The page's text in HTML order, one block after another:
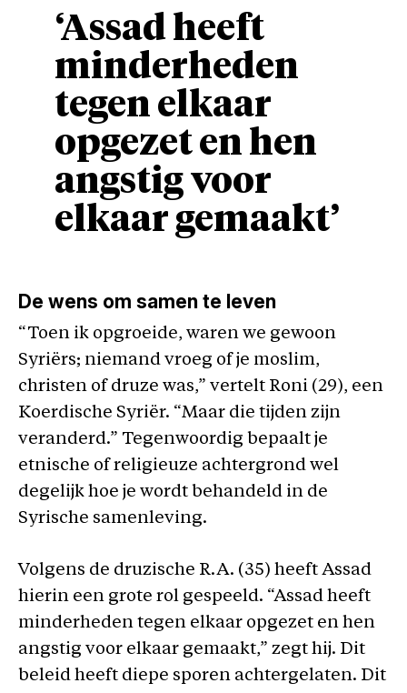
‘Assad heeft
minderheden
tegen elkaar
opgezet en hen
angstig voor
elkaar gemaakt’
De wens om samen te leven
“Toen ik opgroeide, waren we gewoon
Syriërs; niemand vroeg of je moslim,
christen of druze was,” vertelt Roni (29), een
Koerdische Syriër. “Maar die tijden zijn
veranderd.” Tegenwoordig bepaalt je
etnische of religieuze achtergrond wel
degelijk hoe je wordt behandeld in de
Syrische samenleving.
Volgens de druzische R.A. (35) heeft Assad
hierin een grote rol gespeeld. “Assad heeft
minderheden tegen elkaar opgezet en hen
angstig voor elkaar gemaakt,” zegt hij. Dit
beleid heeft diepe sporen achtergelaten. Dit